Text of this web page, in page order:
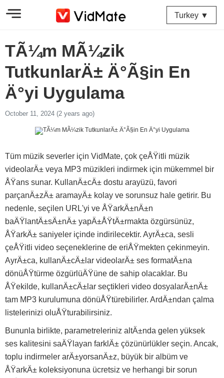
Turkey ▼
TÃ¼m MÃ¼zik
TutkunlarÄ± Ä°Ã§in En
Ä°yi Uygulama
October 11, 2024 (2 years ago)
Tüm müzik severler için VidMate, çok çeÅŸitli müzik
videolarÄ± veya MP3 müzikleri indirmek için mükemmel bir
ÅŸans sunar. KullanÄ±cÄ± dostu arayüzü, favori
parçanÄ±zÄ± aramayÄ± kolay ve sorunsuz hale getirir. Bu
nedenle, seçilen URL'yi ve ÅŸarkÄ±nÄ±n
baÄŸlantÄ±sÄ±nÄ± yapÄ±ÅŸtÄ±rmakta özgürsünüz,
ÅŸarkÄ± saniyeler içinde indirilecektir. AyrÄ±ca, sesli
çeÅŸitli video seçeneklerine de eriÅŸmekten çekinmeyin.
AyrÄ±ca, kullanÄ±cÄ±lar videolarÄ± ses formatÄ±na
dönüÅŸtürme özgürlüÄŸüne de sahip olacaklar. Bu
ÅŸekilde, kullanÄ±cÄ±lar seçtikleri video dosyalarÄ±nÄ±
tam MP3 kurulumuna dönüÅŸtürebilirler. ArdÄ±ndan çalma
listelerinizi oluÅŸturabilirsiniz.
Bununla birlikte, parametreleriniz altÄ±nda gelen yüksek
ses kalitesini saÄŸlayan farklÄ± çözünürlükler seçin. Ancak,
toplu indirmeler arÄ±yorsanÄ±z, büyük bir albüm ve
ÅŸarkÄ± koleksiyonuna ücretsiz ve herhangi bir sorun